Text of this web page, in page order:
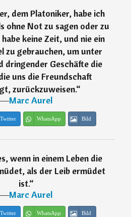
dem Platoniker, habe ich
ohne Not zu sagen oder zu
keine Zeit, und nie ein
zu gebrauchen, um unter
dringender Geschäfte die
uns die Freundschaft
zurückzuweisen.“
―Marc Aurel
Twitter WhatsApp Bild
wenn in einem Leben die
als der Leib ermüdet
ist.“
―Marc Aurel
Twitter WhatsApp Bild